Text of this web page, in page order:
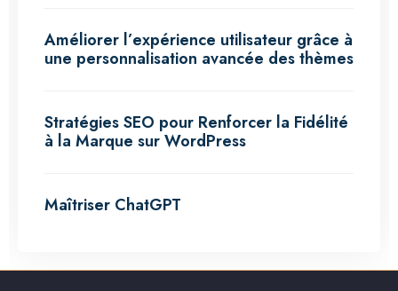
Améliorer l’expérience utilisateur grâce à
une personnalisation avancée des thèmes
Stratégies SEO pour Renforcer la Fidélité
à la Marque sur WordPress
Maîtriser ChatGPT